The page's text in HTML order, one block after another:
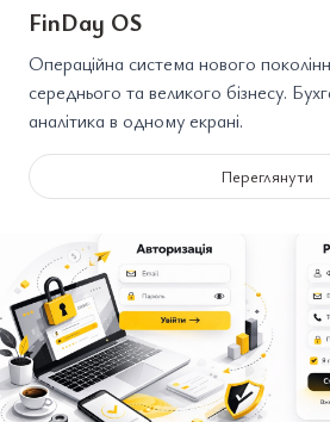
FinDay OS
Операційна система нового
середнього та великого бізнесу.
аналітика в одному екрані.
Переглянути